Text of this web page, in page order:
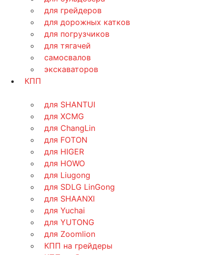
для грейдеров
для дорожных катков
для погрузчиков
для тягачей
самосвалов
экскаваторов
КПП
для SHANTUI
для XCMG
для ChangLin
для FOTON
для HIGER
для HOWO
для Liugong
для SDLG LinGong
для SHAANXI
для Yuchai
для YUTONG
для Zoomlion
КПП на грейдеры